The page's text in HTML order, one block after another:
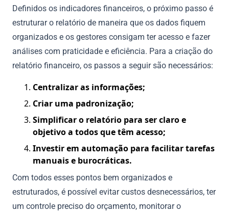
Definidos os indicadores financeiros, o próximo passo é
estruturar o relatório de maneira que os dados fiquem
organizados e os gestores consigam ter acesso e fazer
análises com praticidade e eficiência. Para a criação do
relatório financeiro, os passos a seguir são necessários:
Centralizar as informações;
Criar uma padronização;
Simplificar o relatório para ser claro e
objetivo a todos que têm acesso;
Investir em automação para facilitar tarefas
manuais e burocráticas.
Com todos esses pontos bem organizados e
estruturados, é possível evitar custos desnecessários, ter
um controle preciso do orçamento, monitorar o